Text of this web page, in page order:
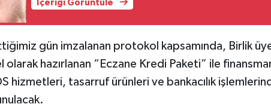
İçeriği Görüntüle
gün imzalanan protokol kapsamında, Birlik
olarak hazırlanan “Eczane Kredi Paketi” ile
hizmetleri, tasarruf ürünleri ve bankacılık